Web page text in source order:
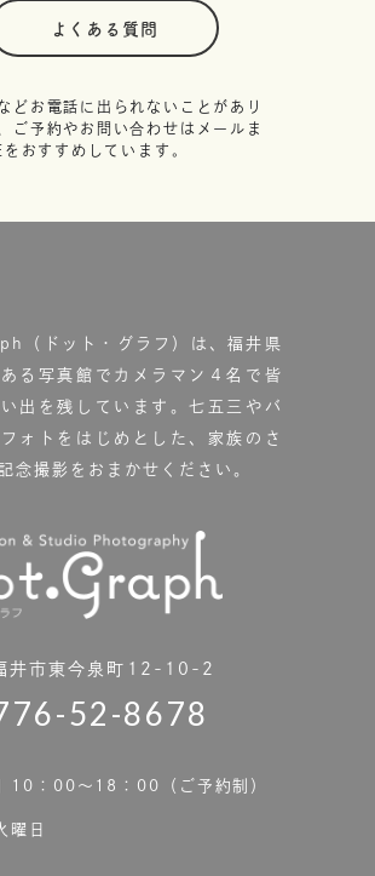
よくある質問
どお電話に出られないことがあり
ご予約やお問い合わせはメールま
おすすめしています。
（ドット・グラフ）は、福井県
る写真館で カメラマン４名で皆
出を残しています。七五三やバ
ォトをはじめとした、家族のさ
念撮影をおまかせください。
井市東今泉町12-10-2
52-8678
10：00〜18：00（ご予約制）
曜日